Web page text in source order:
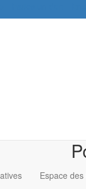
Espace